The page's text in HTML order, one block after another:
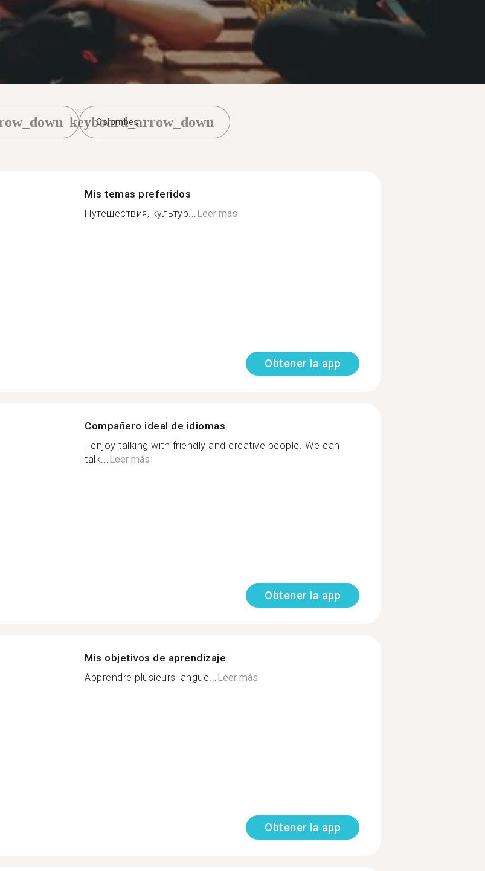
Colombes
keyboard_arrow_down
Mis temas preferidos
Путешествия, культур...Leer más
Obtener la app
Compañero ideal de idiomas
I enjoy talking with friendly and creative people. We can
talk...Leer más
Obtener la app
Mis objetivos de aprendizaje
Apprendre plusieurs langue...Leer más
Obtener la app